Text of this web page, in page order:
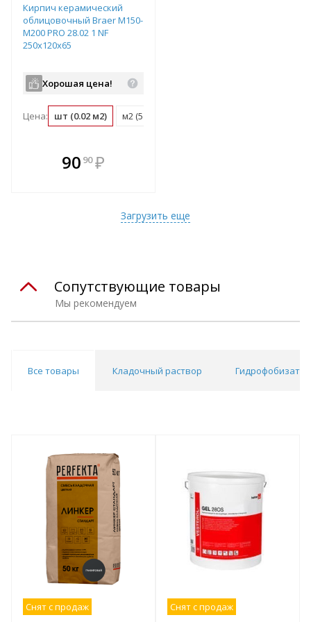
Кирпич керамический
облицовочный Braer M150-
M200 PRO 28.02 1 NF
250x120x65
Хорошая цена!
Цена: шт (0.02 м2) м2 (51 шт)
90 90 ₽
Загрузить еще
Мы рекомендуем
Сопутствующие товары
Все товары Кладочный раствор
Снят с продаж Снят с продаж